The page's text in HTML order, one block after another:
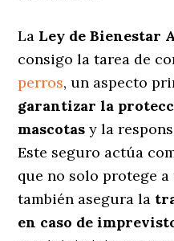
La Ley de Bienestar
consigo la tarea de
perros, un aspecto
garantizar la
mascotas y la
Este seguro actúa
que no solo protege
también asegura la
en caso de